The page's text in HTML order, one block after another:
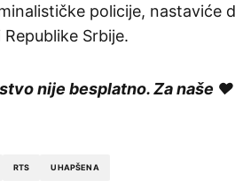
policije, nastaviće
Srbije.
nije besplatno. Za naše
RTS UHAPŠENA